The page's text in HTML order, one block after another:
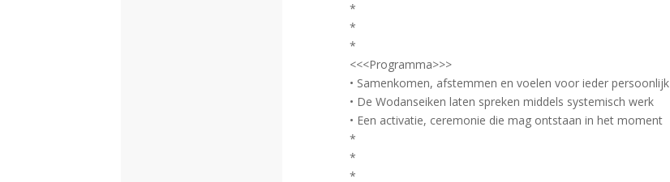
*
*
*
<<<Programma>>>
• Samenkomen, afstemmen en voelen voor ieder persoonlijk
• De Wodanseiken laten spreken middels systemisch werk
• Een activatie, ceremonie die mag ontstaan in het moment
*
*
*